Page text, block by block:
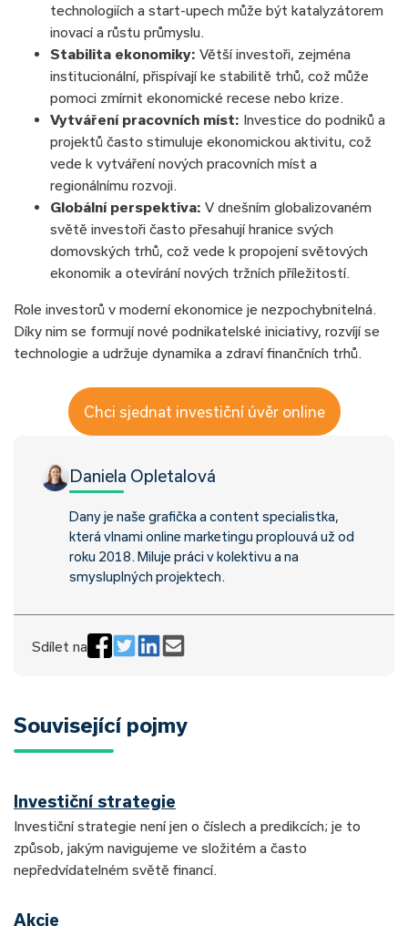
technologiích a start-upech může být katalyzátorem
inovací a růstu průmyslu.
Stabilita ekonomiky: Větší investoři, zejména
institucionální, přispívají ke stabilitě trhů, což může
pomoci zmírnit ekonomické recese nebo krize.
Vytváření pracovních míst: Investice do podniků a
projektů často stimuluje ekonomickou aktivitu, což
vede k vytváření nových pracovních míst a
regionálnímu rozvoji.
Globální perspektiva: V dnešním globalizovaném
světě investoři často přesahují hranice svých
domovských trhů, což vede k propojení světových
ekonomik a otevírání nových tržních příležitostí.
Role investorů v moderní ekonomice je nezpochybnitelná.
Díky nim se formují nové podnikatelské iniciativy, rozvíjí se
technologie a udržuje dynamika a zdraví finančních trhů.
Chci sjednat investiční úvěr online
Daniela Opletalová
Dany je naše grafička a content specialistka,
která vlnami online marketingu proplouvá už od
roku 2018. Miluje práci v kolektivu a na
smysluplných projektech.
Sdílet na
Související pojmy
Investiční strategie
Investiční strategie není jen o číslech a predikcích; je to
způsob, jakým navigujeme ve složitém a často
nepředvídatelném světě financí.
Akcie